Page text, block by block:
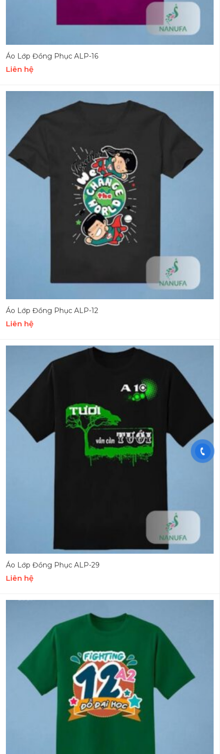
Áo Lớp Đồng Phục ALP-16
Liên hệ
Áo Lớp Đồng Phục ALP-12
Liên hệ
Áo Lớp Đồng Phục ALP-29
Liên hệ